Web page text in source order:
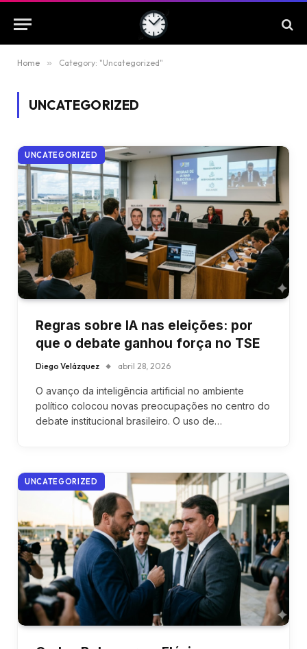
Home » Category: "Uncategorized"
UNCATEGORIZED
UNCATEGORIZED
Regras sobre IA nas eleições: por
que o debate ganhou força no TSE
Diego Velázquez abril 28, 2026
O avanço da inteligência artificial no ambiente
político colocou novas preocupações no centro do
debate institucional brasileiro. O uso de…
UNCATEGORIZED